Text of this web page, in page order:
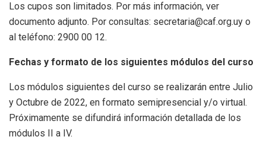
Los cupos son limitados. Por más información, ver
documento adjunto. Por consultas: secretaria@caf.org.uy o
al teléfono: 2900 00 12.
Fechas y formato de los siguientes módulos del curso
Los módulos siguientes del curso se realizarán entre Julio
y Octubre de 2022, en formato semipresencial y/o virtual.
Próximamente se difundirá información detallada de los
módulos II a IV.